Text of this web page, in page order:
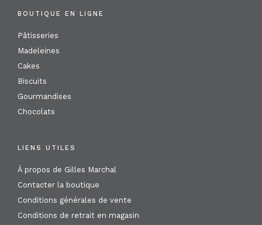
BOUTIQUE EN LIGNE
Pâtisseries
Madeleines
Cakes
Biscuits
Gourmandises
Chocolats
LIENS UTILES
À propos de Gilles Marchal
Contacter la boutique
Conditions générales de vente
Conditions de retrait en magasin